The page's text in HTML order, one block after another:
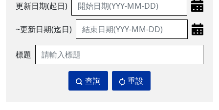
更新日期(起日)
~更新日期(迄日)
標題
查詢 重設